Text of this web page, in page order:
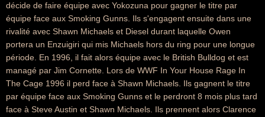
décide de faire équipe avec Yokozuna pour gagner le titre par
équipe face aux Smoking Gunns. Ils s'engagent ensuite dans une
rivalité avec Shawn Michaels et Diesel durant laquelle Owen
portera un Enzuigiri qui mis Michaels hors du ring pour une longue
période. En 1996, il fait alors équipe avec le British Bulldog et est
managé par Jim Cornette. Lors de WWF In Your House Rage In
The Cage 1996 il perd face à Shawn Michaels. Ils gagnent le titre
par équipe face aux Smoking Gunns et le perdront 8 mois plus tard
face à Steve Austin et Shawn Michaels. Ils prennent alors Clarence